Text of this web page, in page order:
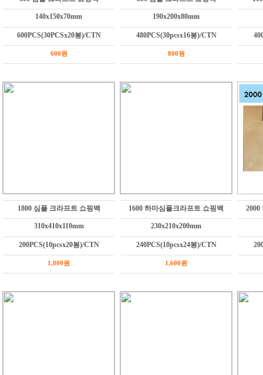
140x150x70mm
600PCS(30PCSx20봉)/CTN
600원
190x200x80mm
480PCS(30pcsx16봉)/CTN
800원
1800 심플 크라프트 쇼핑백
310x410x110mm
200PCS(10pcsx20봉)/CTN
1,800원
1600 하마심플크라프트 쇼핑백
230x210x200mm
240PCS(10pcsx24봉)/CTN
1,600원
2000